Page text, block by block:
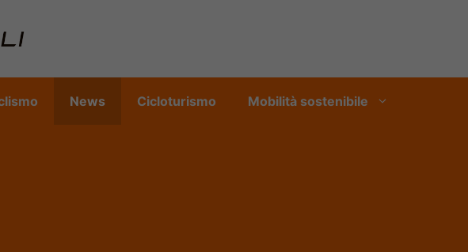
News Cicloturismo Mobilità sostenibile